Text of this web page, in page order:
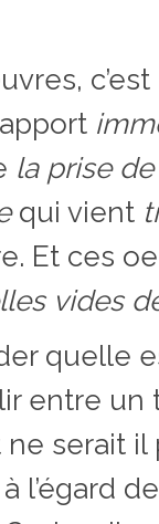
c’est
la prise
qui vient
Et ces
vides
quelle
entre
serait il
l’égard de